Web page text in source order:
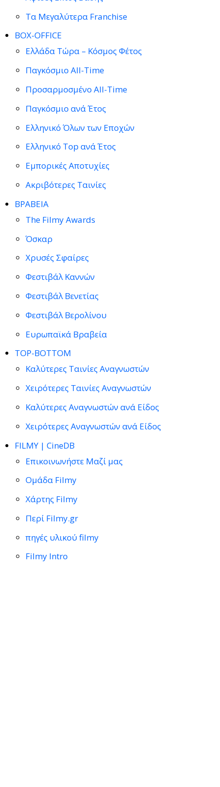
Τα Μεγαλύτερα Franchise
BOX-OFFICE
Ελλάδα Τώρα – Κόσμος Φέτος
Παγκόσμιο All-Time
Προσαρμοσμένο All-Time
Παγκόσμιο ανά Έτος
Ελληνικό Όλων των Εποχών
Ελληνικό Top ανά Έτος
Εμπορικές Αποτυχίες
Ακριβότερες Ταινίες
ΒΡΑΒΕΙΑ
The Filmy Awards
Όσκαρ
Χρυσές Σφαίρες
Φεστιβάλ Καννών
Φεστιβάλ Βενετίας
Φεστιβάλ Βερολίνου
Ευρωπαϊκά Βραβεία
TOP-BOTTOM
Καλύτερες Ταινίες Αναγνωστών
Χειρότερες Ταινίες Αναγνωστών
Καλύτερες Αναγνωστών ανά Είδος
Χειρότερες Αναγνωστών ανά Είδος
FILMY | CineDB
Επικοινωνήστε Μαζί μας
Ομάδα Filmy
Χάρτης Filmy
Περί Filmy.gr
πηγές υλικού filmy
Filmy Intro